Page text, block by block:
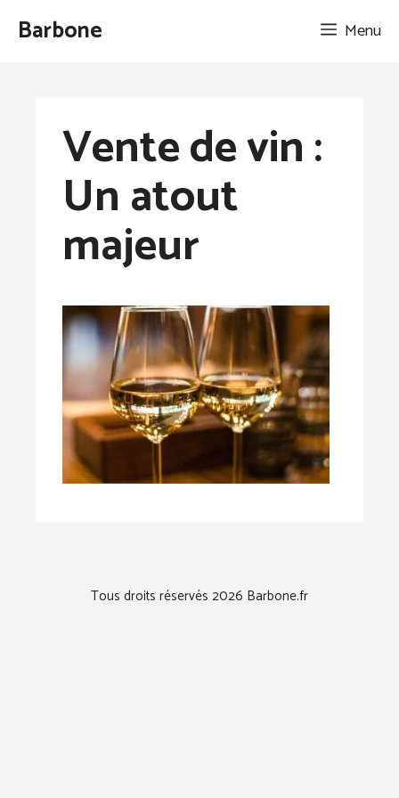
AllerBarbone Menu
Vente de vin :
Un atout
majeur
Tous droits réservés 2026 Barbone.fr